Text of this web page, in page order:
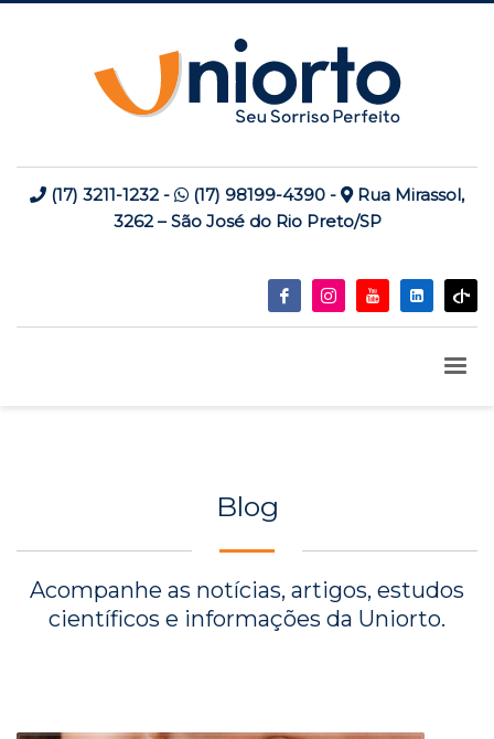
(17) 3211-1232 - (17) 98199-4390 -
Rua Mirassol,
3262 – São José do Rio Preto/SP
Blog
Acompanhe as notícias, artigos, estudos
científicos e informações da Uniorto.